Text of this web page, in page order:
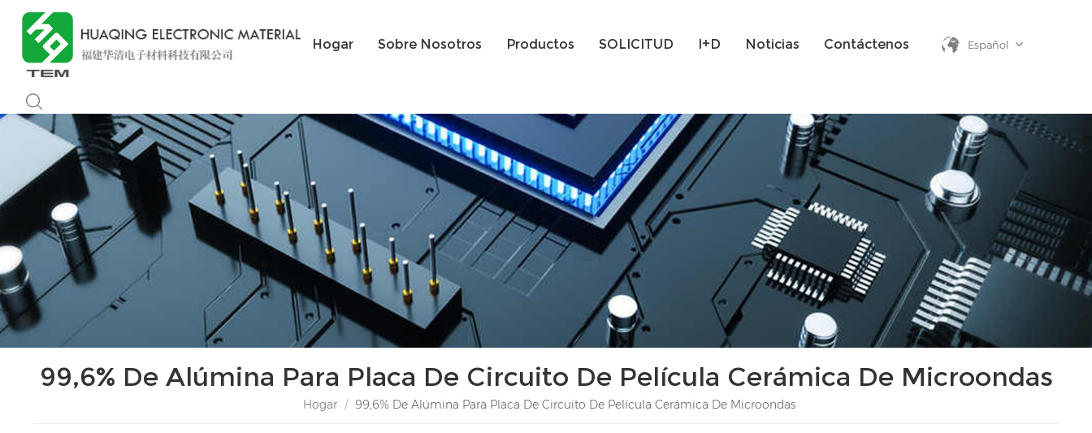
Hogar Sobre Nosotros Productos SOLICITUD I+D Noticias Contáctenos Español
99,6% De Alúmina Para Placa De Circuito De Película Cerámica De Microondas
Hogar / 99,6% De Alúmina Para Placa De Circuito De Película Cerámica De Microondas